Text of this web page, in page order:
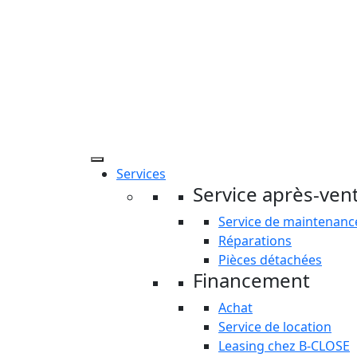
Services
Service après-
Service de
Réparations
Pièces détachées
Financement
Achat
Service de location
Leasing chez B-CLOSE